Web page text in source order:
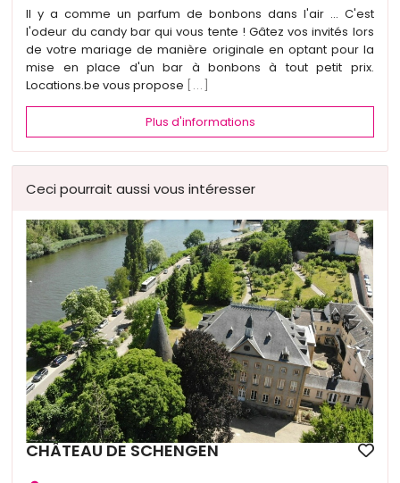
Il y a comme un parfum de bonbons dans l'air ... C'est
l'odeur du candy bar qui vous tente ! Gâtez vos invités lors
de votre mariage de manière originale en optant pour la
mise en place d'un bar à bonbons à tout petit prix.
Locations.be vous propose
[...]
Plus d'informations
Ceci pourrait aussi vous intéresser
CHÂTEAU DE SCHENGEN